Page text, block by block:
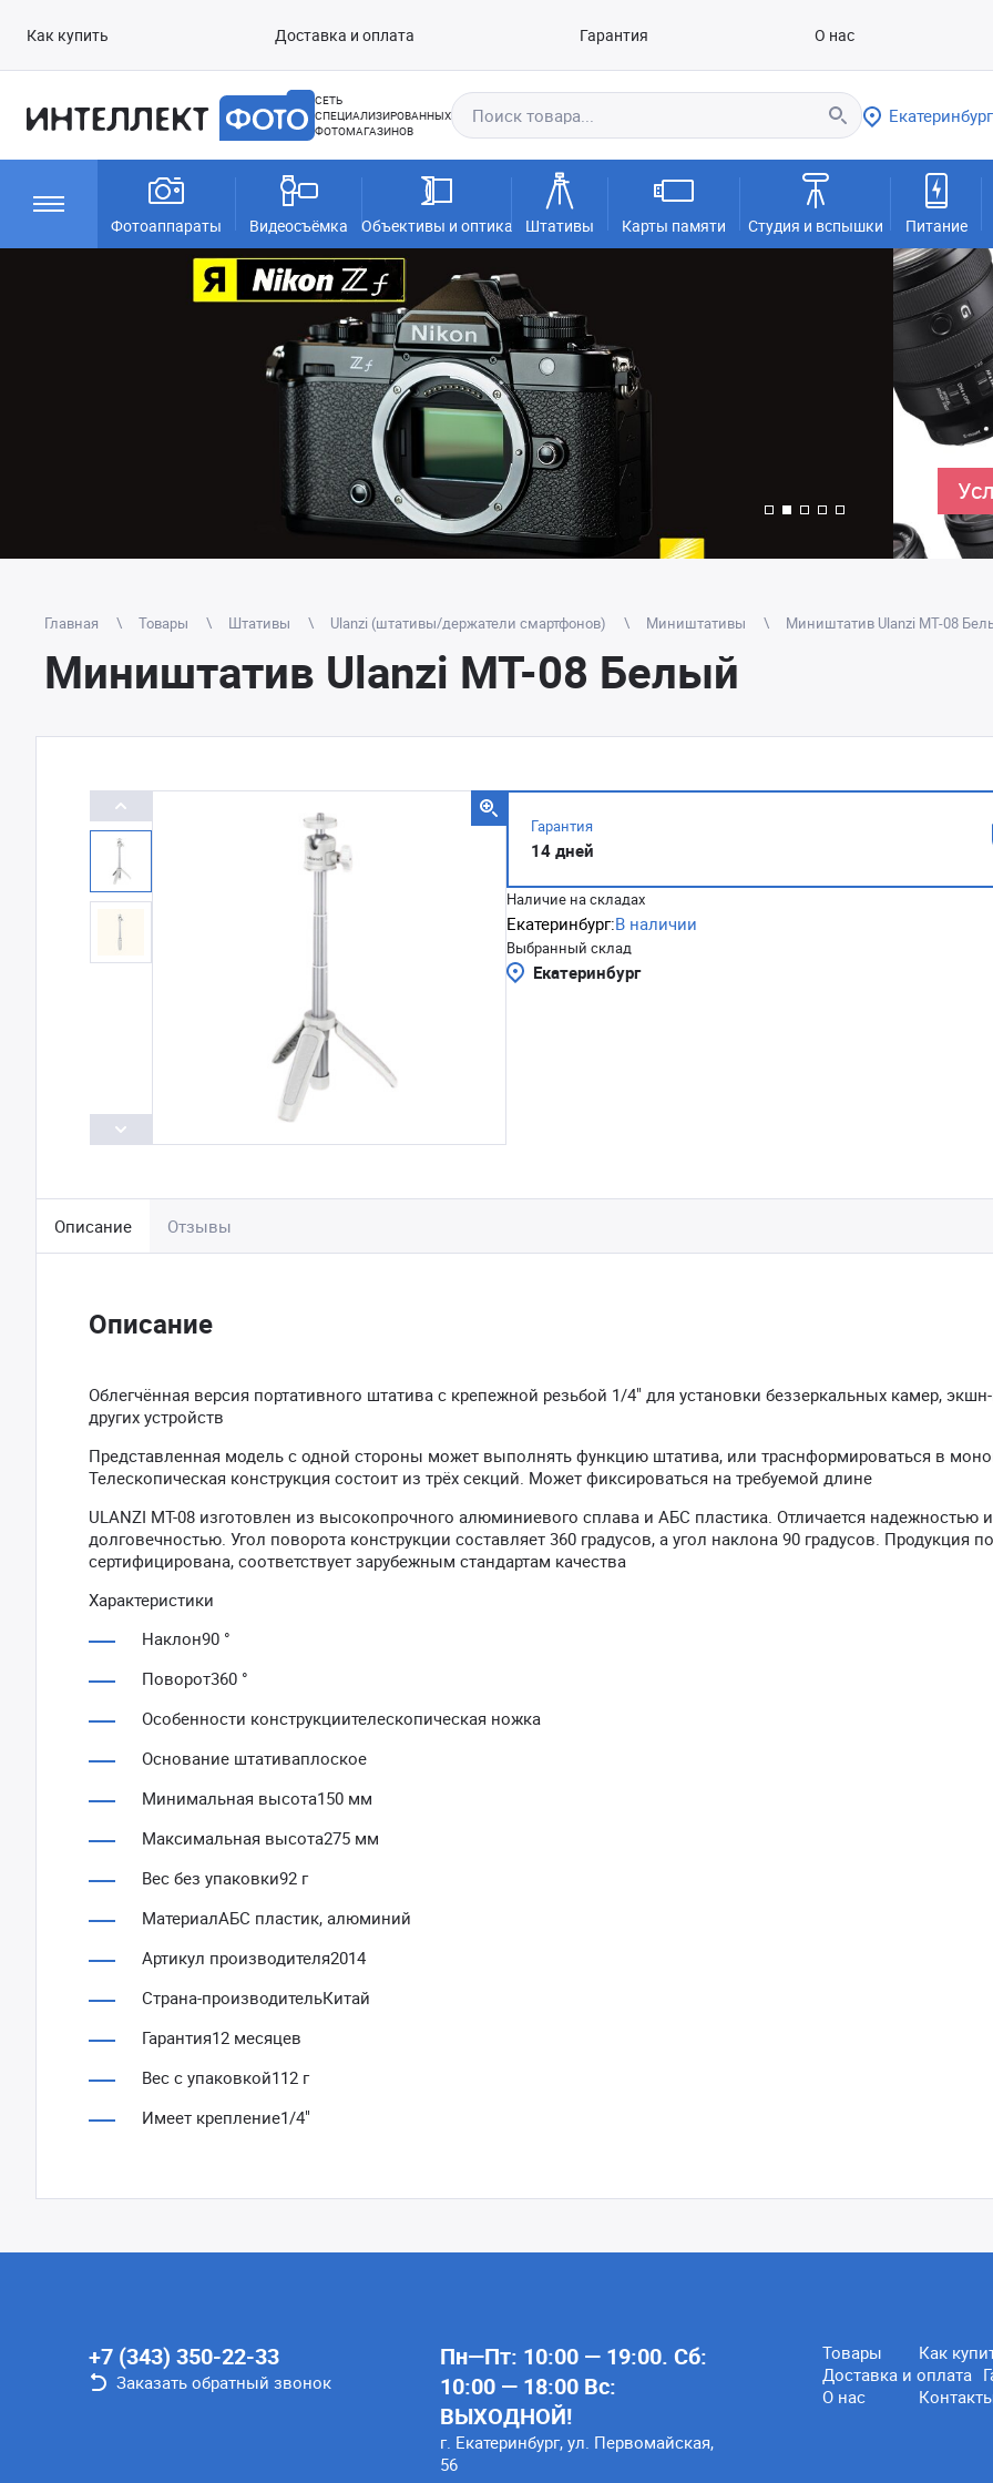
Как купить Доставка и оплата Гарантия О нас
СЕТЬ
СПЕЦИАЛИЗИРОВАННЫХ
ФОТОМАГАЗИНОВ
Екатеринбург
Фотоаппараты Видеосъёмка Объективы и оптика Штативы Карты памяти Студия и вспышки Питание
Главная Товары Штативы Ulanzi (штативы/держатели смартфонов) Миништативы Миништатив Ulanzi MT-08
Миништатив Ulanzi MT-08 Белый
Гарантия
14 дней
Наличие на складах
Екатеринбург:В наличии
Выбранный склад
Екатеринбург
Описание Отзывы
Описание
Облегчённая версия портативного штатива с крепежной резьбой 1/4" для установки беззеркальных камер,
других устройств
Представленная модель с одной стороны может выполнять функцию штатива, или траснформироваться в
Телескопическая конструкция состоит из трёх секций. Может фиксироваться на требуемой длине
ULANZI MT-08 изготовлен из высокопрочного алюминиевого сплава и АБС пластика. Отличается надежностью и
долговечностью. Угол поворота конструкции составляет 360 градусов, а угол наклона 90 градусов. Продукция
сертифицирована, соответствует зарубежным стандартам качества
Характеристики
Наклон90 °
Поворот360 °
Особенности конструкциителескопическая ножка
Основание штативаплоское
Минимальная высота150 мм
Максимальная высота275 мм
Вес без упаковки92 г
МатериалАБС пластик, алюминий
Артикул производителя2014
Страна-производительКитай
Гарантия12 месяцев
Вес с упаковкой112 г
Имеет крепление1/4"
+7 (343) 350-22-33
Заказать обратный звонок
Пн—Пт: 10:00 — 19:00. Сб:
10:00 — 18:00 Вс:
ВЫХОДНОЙ!
г. Екатеринбург, ул. Первомайская,
56
Товары
Как
Доставка и оплата
О нас